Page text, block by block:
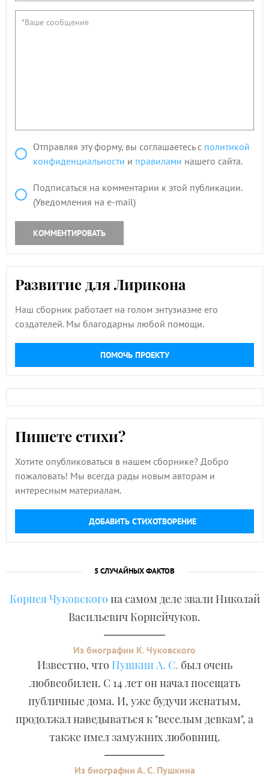
Отправляя эту форму, вы соглашаетесь с политикой
конфиденциальности и правилами нашего сайта.
Подписаться на комментарии к этой публикации.
(Уведомления на e-mail)
КОММЕНТИРОВАТЬ
Развитие для Лирикона
Наш сборник работает на голом энтузиазме его
создателей. Мы благодарны любой помощи.
ПОМОЧЬ ПРОЕКТУ
Пишете стихи?
Хотите опубликоваться в нашем сборнике? Добро
пожаловать! Мы всегда рады новым авторам и
интересным материалам.
ДОБАВИТЬ СТИХОТВОРЕНИЕ
5 СЛУЧАЙНЫХ ФАКТОВ
Корнея Чуковского на самом деле звали Николай
Васильевич Корнейчуков.
Из биографии К. Чуковского
Известно, что Пушкин А. С. был очень
любвеобилен. С 14 лет он начал посещать
публичные дома. И, уже будучи женатым,
продолжал наведываться к "веселым девкам", а
также имел замужних любовниц.
Из биографии А. С. Пушкина